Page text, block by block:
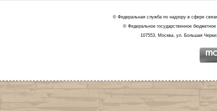
© Федеральная служба по надзору в сфере
© Федеральное государственное
107553, Москва, ул. Большая